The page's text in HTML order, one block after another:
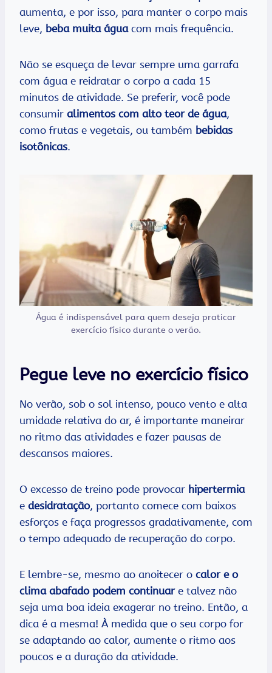
aumenta, e por isso, para manter o corpo mais
leve, beba muita águacom mais frequência.
Não se esqueça de levar sempre uma garrafa
com água e reidratar o corpo a cada 15
minutos de atividade. Se preferir, você pode
consumir alimentos com alto teor de água,
como frutas e vegetais, ou também bebidas
isotônicas.
Água é indispensável para quem deseja praticar
exercício físico durante o verão.
Pegue leve no exercício físico
No verão, sob o sol intenso, pouco vento e alta
umidade relativa do ar, é importante maneirar
no ritmo das atividades e fazer pausas de
descansos maiores.
O excesso de treino pode provocar hipertermia
e desidratação, portanto comece com baixos
esforços e faça progressos gradativamente, com
o tempo adequado de recuperação do corpo.
E lembre-se, mesmo ao anoitecer o calor e o
clima abafado podem continuare talvez não
seja uma boa ideia exagerar no treino. Então, a
dica é a mesma! À medida que o seu corpo for
se adaptando ao calor, aumente o ritmo aos
poucos e a duração da atividade.